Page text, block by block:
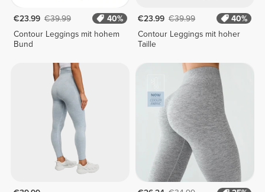
€23.99 €39.99
40%
Contour Leggings mit hohem
Bund
€23.99 €39.99
40%
Contour Leggings mit hoher
Taille